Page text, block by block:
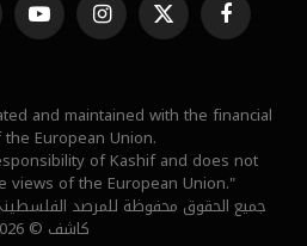
فيسبوك X
(Twitter)
الانستغرام
and maintained with the financial
European Union.
of Kashif and does not
views of the European Union."
جميع الحقوق محفوظة للمرصد الفلسطيني
كاشف © 2026